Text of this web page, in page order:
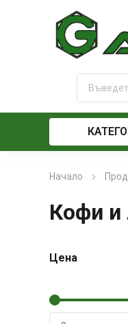
Начало
Кофи и
Цена